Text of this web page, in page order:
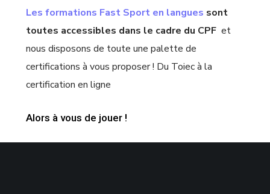
Les formations Fast Sport en langues sont
toutes accessibles dans le cadre du CPFet
nous disposons de toute une palette de
certifications à vous proposer ! Du Toiec à la
certification en ligne
Alors à vous de jouer !